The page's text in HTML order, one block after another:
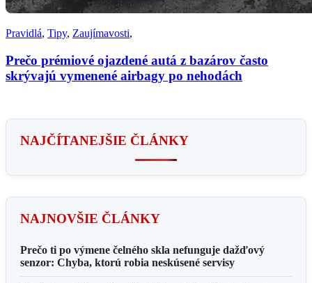
Pravidlá, Tipy, Zaujímavosti,
Prečo prémiové ojazdené autá z bazárov často
skrývajú vymenené airbagy po nehodách
NAJČÍTANEJŠIE ČLÁNKY
NAJNOVŠIE ČLÁNKY
Prečo ti po výmene čelného skla nefunguje dažďový
senzor: Chyba, ktorú robia neskúsené servisy